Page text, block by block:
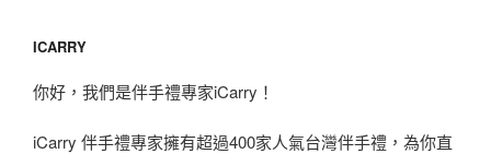
ICARRY
你好，我們是伴手禮專家iCarry！
iCarry 伴手禮專家擁有超過400家人氣台灣伴手禮，為你直